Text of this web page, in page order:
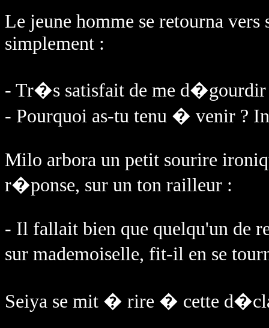
Le jeune homme se retourna
simplement :
- Tr�s satisfait de me d�gourdir
- Pourquoi as-tu tenu � venir ?
Milo arbora un petit sourire
r�ponse, sur un ton railleur :
- Il fallait bien que quelqu'un de
sur mademoiselle, fit-il en se
Seiya se mit � rire � cette